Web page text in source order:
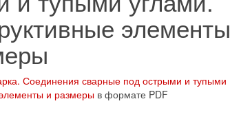
элементы
Соединения сварные под острыми и тупыми
и размерыв формате PDF